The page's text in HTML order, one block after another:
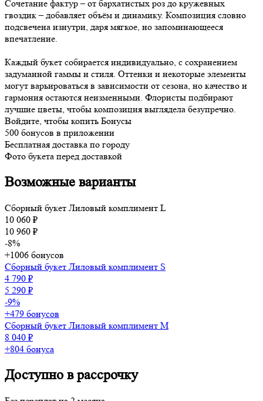
Сочетание фактур – от бархатистых роз до кружевных
гвоздик – добавляет объём и динамику. Композиция словно
подсвечена изнутри, даря мягкое, но запоминающееся
впечатление.
Каждый букет собирается индивидуально, с сохранением
задуманной гаммы и стиля. Оттенки и некоторые элементы
могут варьироваться в зависимости от сезона, но качество и
гармония остаются неизменными. Флористы подбирают
лучшие цветы, чтобы композиция выглядела безупречно.
Войдите, чтобы копить Бонусы
500 бонусов в приложении
Бесплатная доставка по городу
Фото букета перед доставкой
Возможные варианты
Сборный букет Лиловый комплимент L
10 060 ₽
10 960 ₽
-8%
+1006 бонусов
Сборный букет Лиловый комплимент S
4 790 ₽
5 290 ₽
-9%
+479 бонусов
Сборный букет Лиловый комплимент М
8 040 ₽
+804 бонуса
Доступно в рассрочку